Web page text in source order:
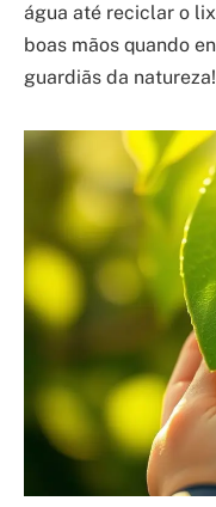
água até reciclar o
boas mãos quando
guardiãs da natureza!